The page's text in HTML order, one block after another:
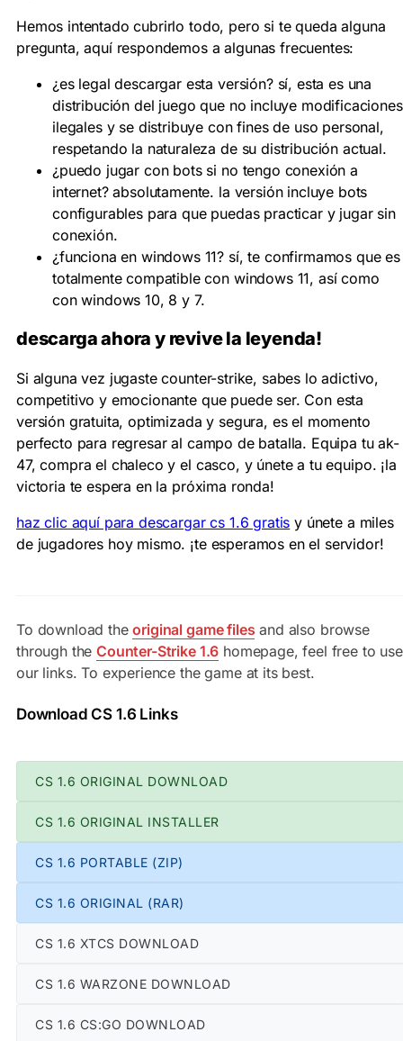
Hemos intentado cubrirlo todo, pero si te queda alguna
pregunta, aquí respondemos a algunas frecuentes:
¿es legal descargar esta versión?sí, esta es una
distribución del juego que no incluye modificaciones
ilegales y se distribuye con fines de uso personal,
respetando la naturaleza de su distribución actual.
¿puedo jugar con bots si no tengo conexión a
internet?absolutamente. la versión incluye bots
configurables para que puedas practicar y jugar sin
conexión.
¿funciona en windows 11? sí, te confirmamos que es
totalmente compatible con windows 11, así como
con windows 10, 8 y 7.
descarga ahora y revive la leyenda!
Si alguna vez jugastecounter-strike, sabes lo adictivo,
competitivo y emocionante que puede ser. Con esta
versión gratuita, optimizada y segura, es el momento
perfecto para regresar al campo de batalla. Equipa tu ak-
47, compra el chaleco y el casco, y únete a tu equipo. ¡la
victoria te espera en la próxima ronda!
haz clic aquí para descargar cs 1.6 gratis y únete a miles
de jugadores hoy mismo. ¡te esperamos en el servidor!
To download theoriginal game files and also browse
through theCounter-Strike 1.6 homepage, feel free to use
our links. To experience the game at its best.
Download CS 1.6 Links
CS 1.6 ORIGINAL DOWNLOAD
CS 1.6 ORIGINAL INSTALLER
CS 1.6 PORTABLE (ZIP)
CS 1.6 ORIGINAL (RAR)
CS 1.6 XTCS DOWNLOAD
CS 1.6 WARZONE DOWNLOAD
CS 1.6 CS:GO DOWNLOAD